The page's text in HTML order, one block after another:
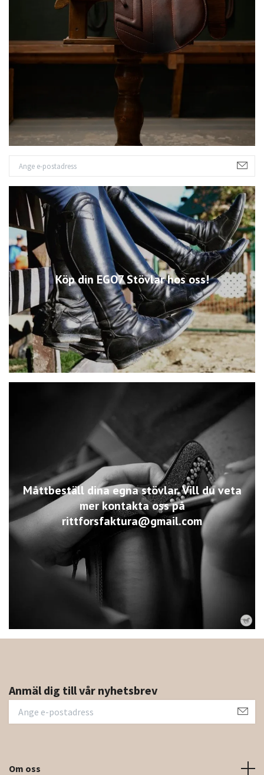
Köp din EGO7 Stövlar hos oss!
Måttbeställ dina egna stövlar. Vill du veta
mer kontakta oss på
rittforsfaktura@gmail.com
Anmäl dig till vår nyhetsbrev
Om oss